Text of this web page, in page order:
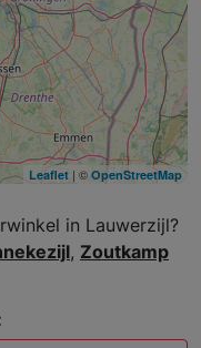
Leaflet | © OpenStreetMap
in Lauwerzijl?
, Zoutkamp